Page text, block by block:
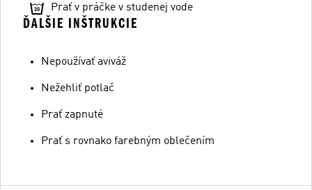
Prať v práčke v studenej vode
ĎALŠIE INŠTRUKCIE
Nepoužívať aviváž
Nežehliť potlač
Prať zapnuté
Prať s rovnako farebným oblečením